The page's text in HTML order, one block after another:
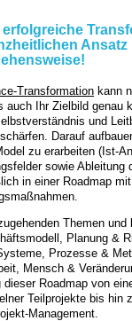
Ansatz
Transformation kann
auch Ihr Zielbild genau
und
Darauf
zu erarbeiten (Ist-
sowie Ableitung
in einer Roadmap
Themen und
Planung &
Prozesse &
Mensch &
Roadmap von
Teilprojekte bis hin
Management.